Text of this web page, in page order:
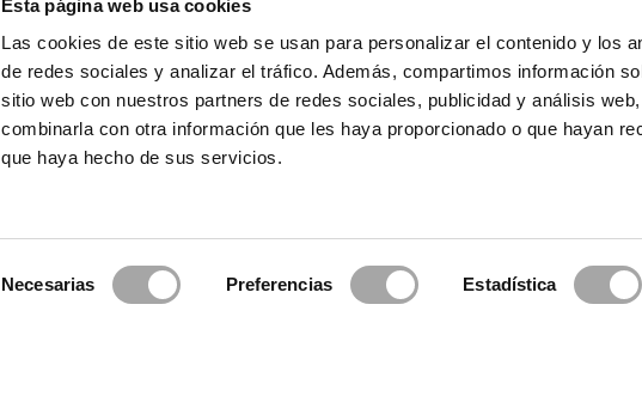
Esta página web usa cookies
Las cookies de este sitio web se usan para personalizar el contenido y los
de redes sociales y analizar el tráfico. Además, compartimos información
sitio web con nuestros partners de redes sociales, publicidad y análisis
combinarla con otra información que les haya proporcionado o que hayan
que haya hecho de sus servicios.
Necesarias Preferencias Estadística
COMPANY
© 2026 Rosa Clará | Since 1995 Privacy